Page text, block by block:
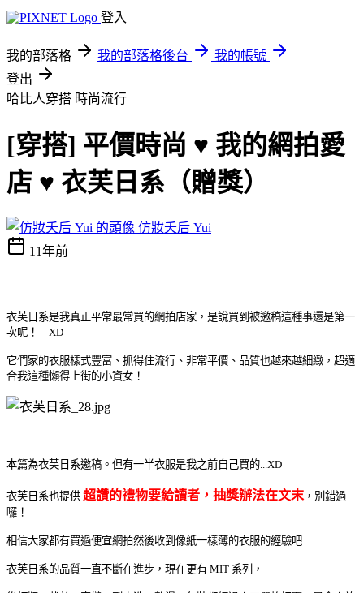
登入
我的部落格 我的部落格後台
我的帳號
登出
哈比人穿搭 時尚流行
[穿搭] 平價時尚 ♥ 我的網拍愛
店 ♥ 衣芙日系（贈獎）
仿妝夭后 Yui
11年前
衣芙日系是我真正平常最常買的網拍店家，是說買到被邀稿這種事還是第一
次呢！ XD
它們家的衣服樣式豐富、抓得住流行 、 非常平價 、 品質也越來越細緻，超適
合我這種懶得上街的小資女！
本篇為衣芙日系邀稿。但有一半衣服是我之前自己買的...XD
衣芙日系也提供 超讚的禮物要給讀者，抽獎辦法在文末 ，別錯過
囉！
相信大家都有買過便宜網拍然後收到像紙一樣薄的衣服的經驗吧...
衣芙日系的品質一直不斷在進步，現在更有 MIT 系列，